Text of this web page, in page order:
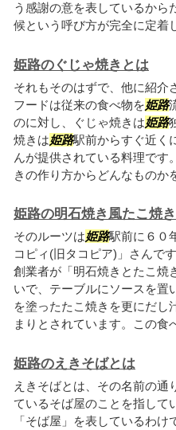
う感謝の意を表しているから
候という呼び方が完全に定着
姫路のぐじゃ焼きとは
それもそのはずで、他に紹介
フードは従来の食べ物を姫路
のに対し、ぐじゃ焼きは姫路
焼きは姫路駅前からすぐ近く
んが提供されている料理です
きの作り方からどんなものか
姫路の明石焼き風たこ焼
そのルーツは姫路駅前に６０
コピィ(旧タコピア)」さんで
創業者が「明石焼きとたこ焼
いで、テーブルにソースを置
を塗ったたこ焼きを更にだし
まりとされています。この食
姫路のえきそばとは
えきそばとは、その名前の通
ているそば屋のことを指して
「そば屋」を表しているわ